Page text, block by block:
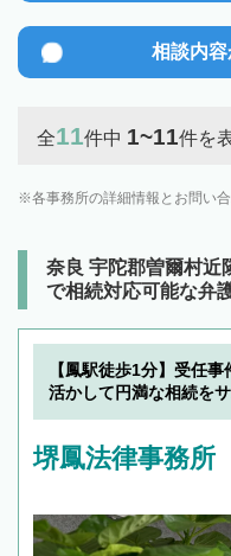
相談内容
全11件中 1~11件を
各事務所の詳細情報とお問い
奈良 宇陀郡曽爾村近
で相続対応可能な弁
【鳳駅徒歩1分】受任
活かして円満な相続を
堺鳳法律事務所